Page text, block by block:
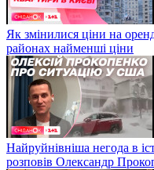
Як змінилися ціни на
районах найменші ціни
Найруйнівніша негода в
розповів Олександр